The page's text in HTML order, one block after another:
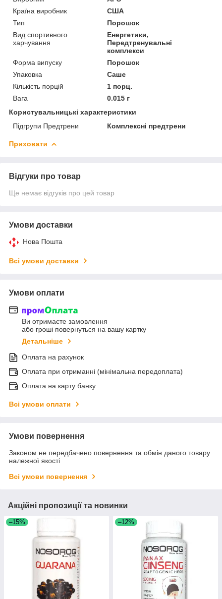
Країна виробник
США
Тип
Порошок
Вид спортивного
харчування
Енергетики,
Передтренувальні
комплекси
Форма випуску
Порошок
Упаковка
Саше
Кількість порцій
1 порц.
Вага
0.015 г
Користувальницькі характеристики
Підгрупи Предтрени
Комплексні предтрени
Приховати
Відгуки про товар
Ще немає відгуків про цей товар
Умови доставки
Нова Пошта
Всі умови доставки
Умови оплати
Ви отримаєте замовлення
або гроші повернуться на вашу картку
Детальніше
Оплата на рахунок
Оплата при отриманні (мінімальна передоплата)
Оплата на карту банку
Всі умови оплати
Умови повернення
Законом не передбачено повернення та обмін даного товару
належної якості
Всі умови повернення
Акційні пропозиції та новинки
–15% –12%